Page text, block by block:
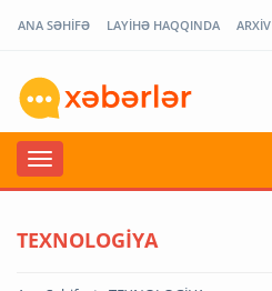
ANA SƏHİFƏ LAYİHƏ HAQQINDA ARXİV
TEXNOLOGİYA